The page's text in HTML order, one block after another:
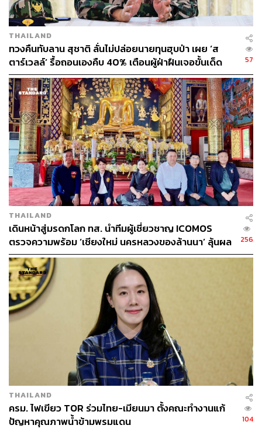
THAILAND
ทวงคืนทับลาน สุชาติ ลั่นไม่ปล่อยนายทุนฮุบป่า เผย ‘ส
ตาร์เวลล์’ รื้อถอนเองคืบ 40% เตือนผู้ฝ่าฝืนเจอขั้นเด็ด
ขาด
57
THAILAND
เดินหน้าสู่มรดกโลก ทส. นำทีมผู้เชี่ยวชาญ ICOMOS
ตรวจความพร้อม ‘เชียงใหม่ นครหลวงของล้านนา’ ลุ้นผล
พิจารณาปีหน้า
256
THAILAND
ครม. ไฟเขียว TOR ร่วมไทย-เมียนมา ตั้งคณะทำงานแก้
ปัญหาคุณภาพน้ำข้ามพรมแดน
104